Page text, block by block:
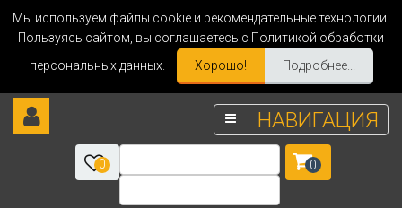
Мы используем файлы cookie и рекомендательные технологии.
Пользуясь сайтом, вы соглашаетесь с Политикой обработки
персональных данных.
Хорошо! Подробнее...
НАВИГАЦИЯ
0 0